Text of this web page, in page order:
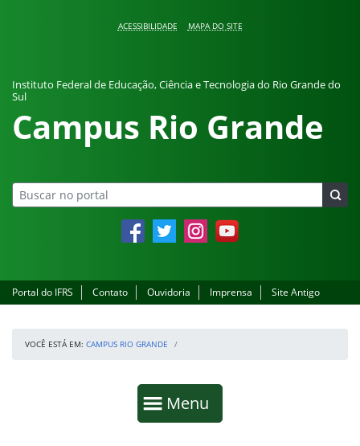
ACESSIBILIDADE MAPA DO SITE
Instituto Federal de Educação, Ciência e Tecnologia do Rio Grande do
Sul
Campus Rio Grande
Facebook Twitter InstagramYouTube
Portal do IFRS Contato Ouvidoria Imprensa Site Antigo
VOCÊ ESTÁ EM: CAMPUS RIO GRANDE
Mostrar
Menu